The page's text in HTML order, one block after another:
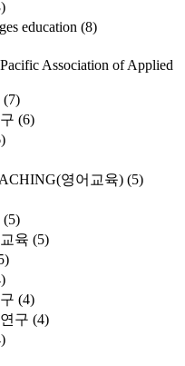
education (8)
Association of Applied
(7)
(6)
영어교육) (5)
(5)
육 (5)
(4)
구 (4)